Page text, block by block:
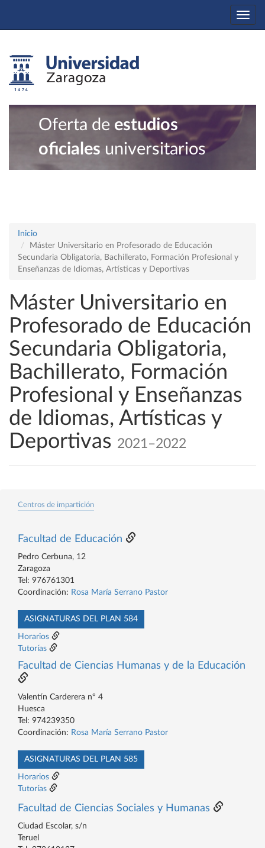
Oferta de estudios
oficiales universitarios
Inicio
Máster Universitario en Profesorado de Educación
Secundaria Obligatoria, Bachillerato, Formación Profesional y
Enseñanzas de Idiomas, Artísticas y Deportivas
Máster Universitario en
Profesorado de Educación
Secundaria Obligatoria,
Bachillerato, Formación
Profesional y Enseñanzas
de Idiomas, Artísticas y
Deportivas 2021–2022
Centros de impartición
Facultad de Educación
Pedro Cerbuna, 12
Zaragoza
Tel: 976761301
Coordinación: Rosa María Serrano Pastor
ASIGNATURAS DEL PLAN 584
Horarios
Tutorías
Facultad de Ciencias Humanas y de la Educación
Valentín Carderera nº 4
Huesca
Tel: 974239350
Coordinación: Rosa María Serrano Pastor
ASIGNATURAS DEL PLAN 585
Horarios
Tutorías
Facultad de Ciencias Sociales y Humanas
Ciudad Escolar, s/n
Teruel